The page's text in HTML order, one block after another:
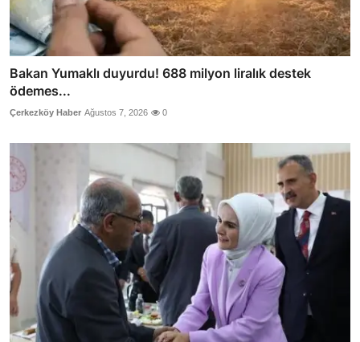
Bakan Yumaklı duyurdu! 688 milyon liralık destek
ödemes...
Çerkezköy Haber Ağustos 7, 2026 0